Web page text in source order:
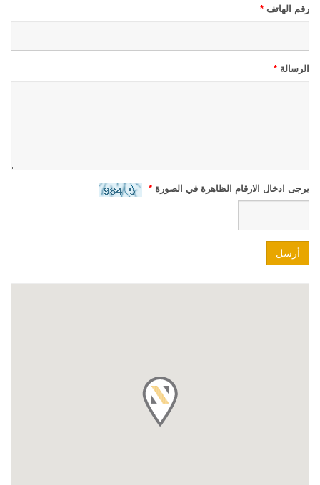
رقم الهاتف *
الرسالة *
يرجى ادخال الارقام الظاهرة في الصورة *
أرسل